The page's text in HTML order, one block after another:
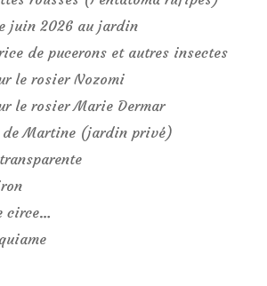
juin 2026 au jardin
de pucerons et autres insectes
le rosier Nozomi
le rosier Marie Dermar
Martine (jardin privé)
circe…